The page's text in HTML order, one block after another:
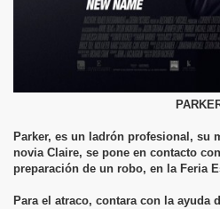
Parker, es un ladrón profesional, su
novia Claire, se pone en contacto
preparación de un robo, en la Feria
Para el atraco, contara con la ayuda